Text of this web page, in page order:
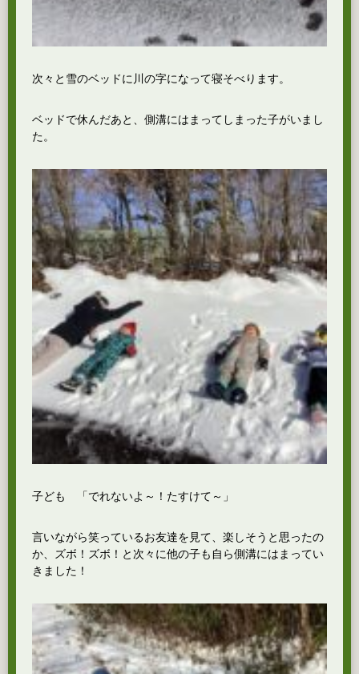
次々と雪のベッドに川の字になって寝そべります。
ベッドで休んだあと、側溝にはまってしまった子がいまし
た。
子ども 「でれないよ～！たすけて～」
言いながら笑っているお友達を見て、楽しそうと思ったの
か、ズボ！ズボ！と次々に他の子も自ら側溝にはまってい
きました！